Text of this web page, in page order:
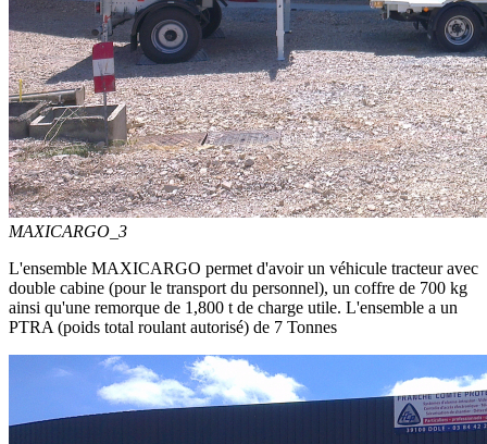
MAXICARGO_3
L'ensemble MAXICARGO permet d'avoir un véhicule tracteur avec
double cabine (pour le transport du personnel), un coffre de 700 kg
ainsi qu'une remorque de 1,800 t de charge utile. L'ensemble a un
PTRA (poids total roulant autorisé) de 7 Tonnes